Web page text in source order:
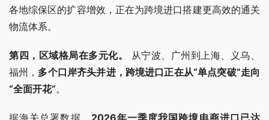
各地综保区的扩容增效，正在为跨境进口搭建更高效的通关
物流体系。
第四，区域格局在多元化。
从宁波、广州到上海、义乌、
福州， 多个口岸齐头并进，跨境进口正在从“单点突破”走向
“全面开花”。